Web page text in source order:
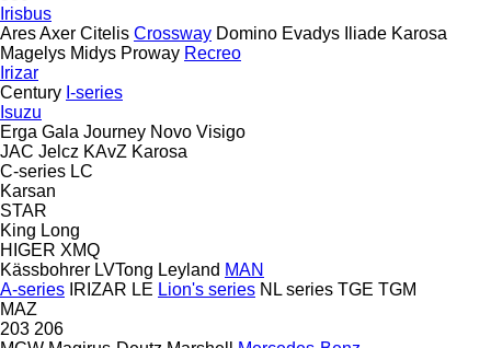
Irisbus
AresAxer Citelis Crossway Domino Evadys Iliade Karosa
Magelys Midys Proway Recreo
Irizar
Century I-series
Isuzu
Erga Gala Journey Novo Visigo
JAC Jelcz KAvZ Karosa
C-series LC
Karsan
STAR
King Long
HIGER XMQ
Kässbohrer LVTong Leyland MAN
A-series IRIZAR LE Lion's series NL series TGE TGM
MAZ
203 206